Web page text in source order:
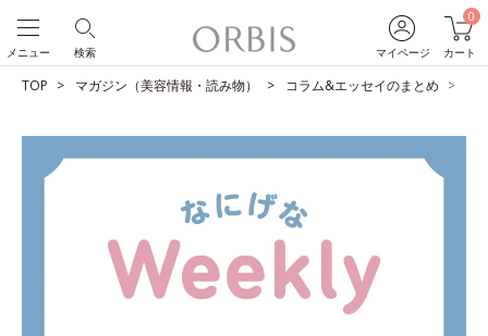
マイページ
0
カート
検索
メニュー
TOP マガジン（美容情報・読み物） コラム&エッセイのまとめ